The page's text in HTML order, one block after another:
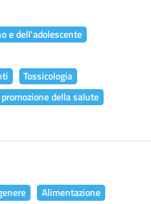
e dell'adolescente
Tossicologia
della salute
Alimentazione